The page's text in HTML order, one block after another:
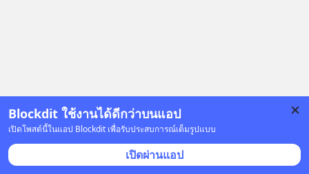
Blockdit ใช้งานได้ดีกว่าบนแอป
เปิดโพสต์นี้ในแอป Blockdit เพื่อรับประสบการณ์เต็มรูปแบบ
เปิดผ่านแอป